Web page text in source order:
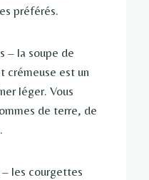
préférés.
– la soupe de
crémeuse est un
léger. Vous
de terre, de
les courgettes